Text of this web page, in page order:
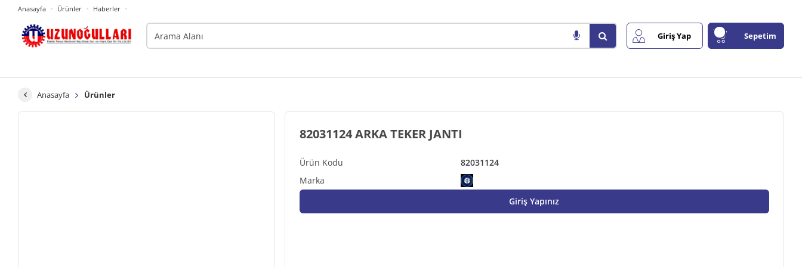
Anasayfa Ürünler Haberler
Giriş Yap Sepetim
Anasayfa Ürünler
82031124
82031124 ARKA TEKER JANTI
Giriş Yapınız